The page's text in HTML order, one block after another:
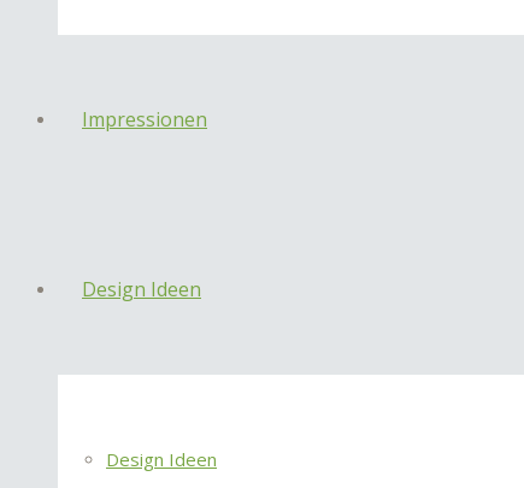
Impressionen
Design Ideen
Design Ideen